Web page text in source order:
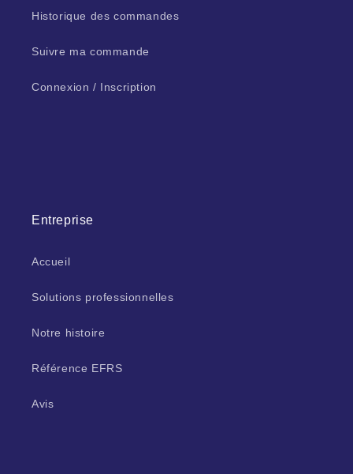
Historique des commandes
Suivre ma commande
Connexion / Inscription
Entreprise
Accueil
Solutions professionnelles
Notre histoire
Référence EFRS
Avis